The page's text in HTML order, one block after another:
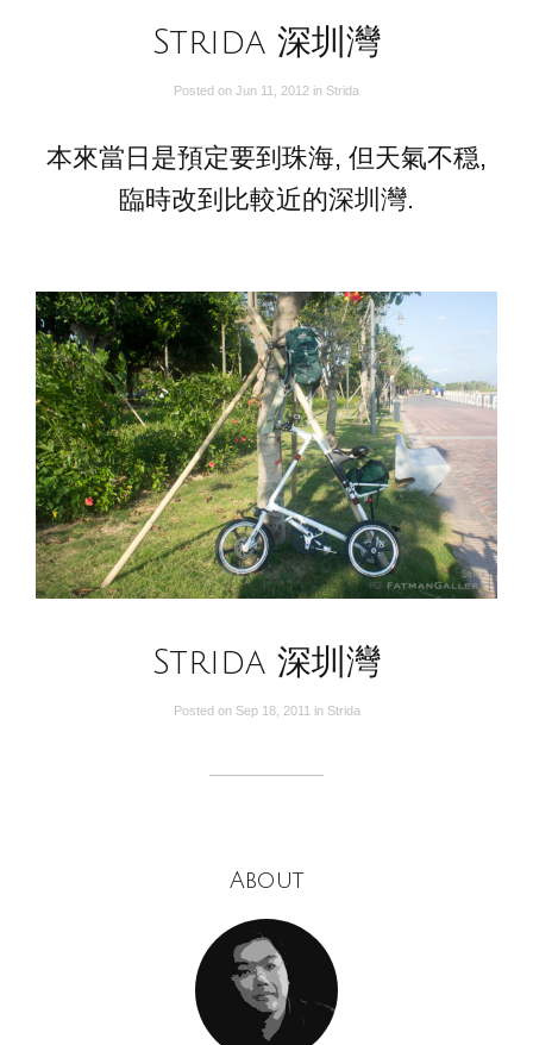
Strida 深圳灣
Posted on Jun 11, 2012 in Strida
本來當日是預定要到珠海, 但天氣不穏,
臨時改到比較近的深圳灣.
Strida 深圳灣
Posted on Sep 18, 2011 in Strida
About